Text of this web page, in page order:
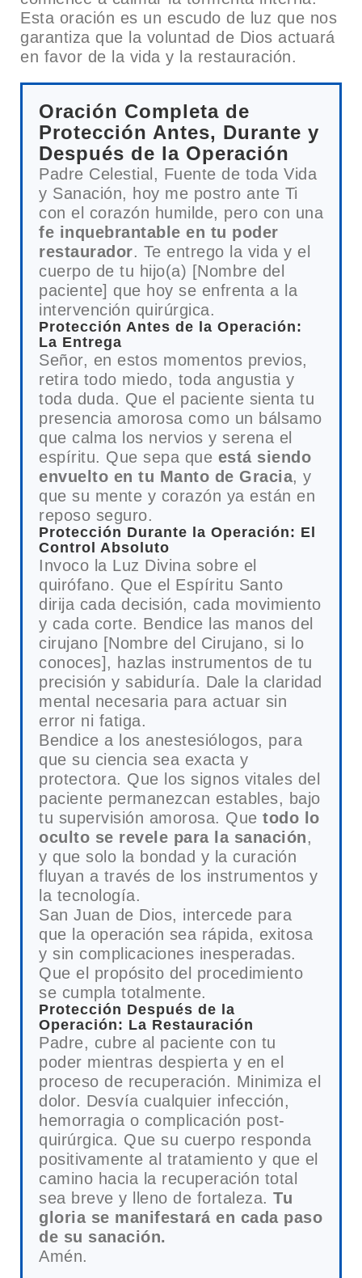
Esta oración es un escudo de luz que nos
garantiza que la voluntad de Dios actuará
en favor de la vida y la restauración.
Oración Completa de
Protección Antes, Durante y
Después de la Operación
Padre Celestial, Fuente de toda Vida
y Sanación, hoy me postro ante Ti
con el corazón humilde, pero con una
fe inquebrantable en tu poder
restaurador. Te entrego la vida y el
cuerpo de tu hijo(a) [Nombre del
paciente] que hoy se enfrenta a la
intervención quirúrgica.
Protección Antes de la Operación:
La Entrega
Señor, en estos momentos previos,
retira todo miedo, toda angustia y
toda duda. Que el paciente sienta tu
presencia amorosa como un bálsamo
que calma los nervios y serena el
espíritu. Que sepa que está siendo
envuelto en tu Manto de Gracia, y
que su mente y corazón ya están en
reposo seguro.
Protección Durante la Operación: El
Control Absoluto
Invoco la Luz Divina sobre el
quirófano. Que el Espíritu Santo
dirija cada decisión, cada movimiento
y cada corte. Bendice las manos del
cirujano [Nombre del Cirujano, si lo
conoces], hazlas instrumentos de tu
precisión y sabiduría. Dale la claridad
mental necesaria para actuar sin
error ni fatiga.
Bendice a los anestesiólogos, para
que su ciencia sea exacta y
protectora. Que los signos vitales del
paciente permanezcan estables, bajo
tu supervisión amorosa. Que todo lo
oculto se revele para la sanación,
y que solo la bondad y la curación
fluyan a través de los instrumentos y
la tecnología.
San Juan de Dios, intercede para
que la operación sea rápida, exitosa
y sin complicaciones inesperadas.
Que el propósito del procedimiento
se cumpla totalmente.
Protección Después de la
Operación: La Restauración
Padre, cubre al paciente con tu
poder mientras despierta y en el
proceso de recuperación. Minimiza el
dolor. Desvía cualquier infección,
hemorragia o complicación post-
quirúrgica. Que su cuerpo responda
positivamente al tratamiento y que el
camino hacia la recuperación total
sea breve y lleno de fortaleza. Tu
gloria se manifestará en cada paso
de su sanación.
Amén.